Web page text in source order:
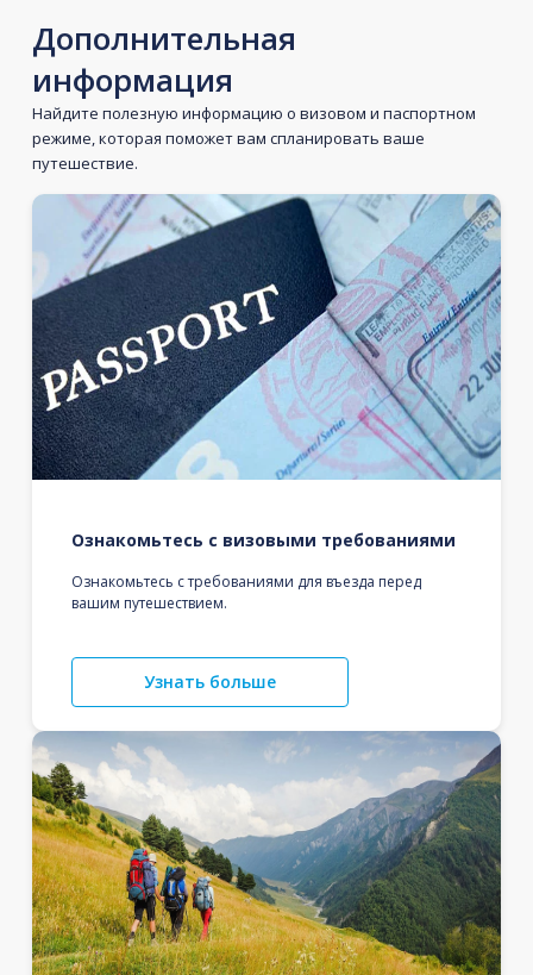
Дополнительная
информация
Найдите полезную информацию о визовом и паспортном
режиме, которая поможет вам спланировать ваше
путешествие.
Ознакомьтесь с визовыми требованиями
Ознакомьтесь с требованиями для въезда перед
вашим путешествием.
Узнать больше